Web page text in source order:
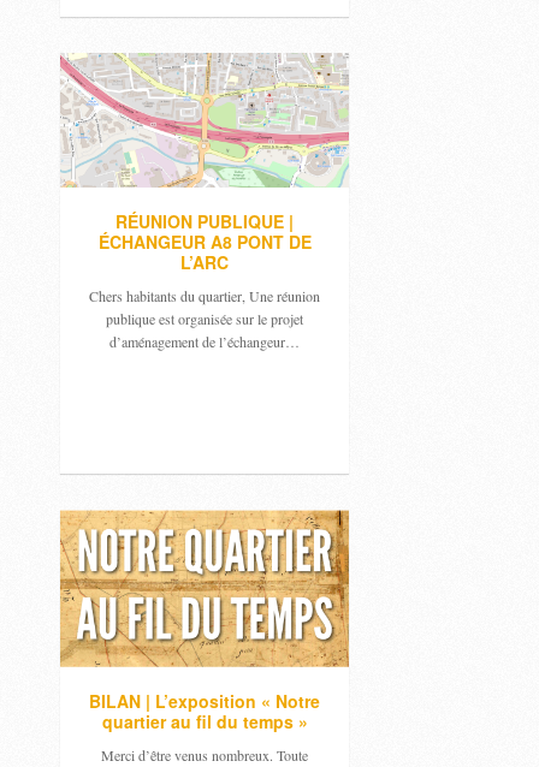
RÉUNION PUBLIQUE |
ÉCHANGEUR A8 PONT DE
L’ARC
Chers habitants du quartier, Une réunion
publique est organisée sur le projet
d’aménagement de l’échangeur…
BILAN | L’exposition « Notre
quartier au fil du temps »
Merci d’être venus nombreux. Toute